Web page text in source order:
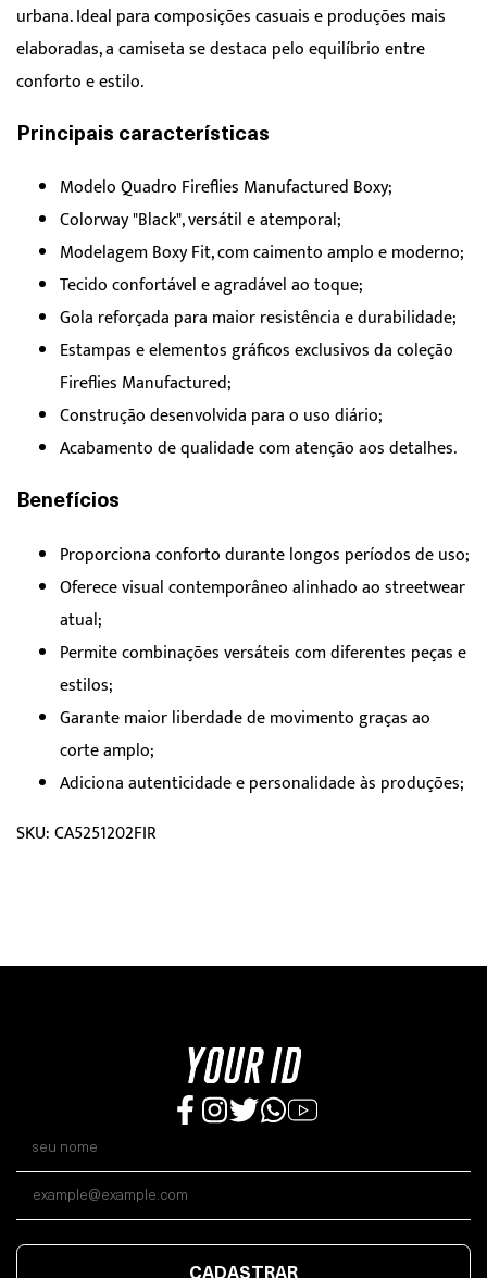
urbana. Ideal para composições casuais e produções mais
elaboradas, a camiseta se destaca pelo equilíbrio entre
conforto e estilo.
Principais características
Modelo Quadro Fireflies Manufactured Boxy;
Colorway "Black", versátil e atemporal;
Modelagem Boxy Fit, com caimento amplo e moderno;
Tecido confortável e agradável ao toque;
Gola reforçada para maior resistência e durabilidade;
Estampas e elementos gráficos exclusivos da coleção
Fireflies Manufactured;
Construção desenvolvida para o uso diário;
Acabamento de qualidade com atenção aos detalhes.
Benefícios
Proporciona conforto durante longos períodos de uso;
Oferece visual contemporâneo alinhado ao streetwear
atual;
Permite combinações versáteis com diferentes peças e
estilos;
Garante maior liberdade de movimento graças ao
corte amplo;
Adiciona autenticidade e personalidade às produções;
SKU: CA5251202FIR
CADASTRAR